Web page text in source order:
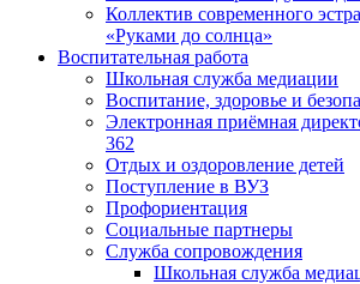
Коллектив современного
«Руками до солнца»
Воспитательная работа
Школьная служба медиации
Воспитание, здоровье и
Электронная приёмная
362
Отдых и оздоровление детей
Поступление в ВУЗ
Профориентация
Социальные партнеры
Служба сопровождения
Школьная служба